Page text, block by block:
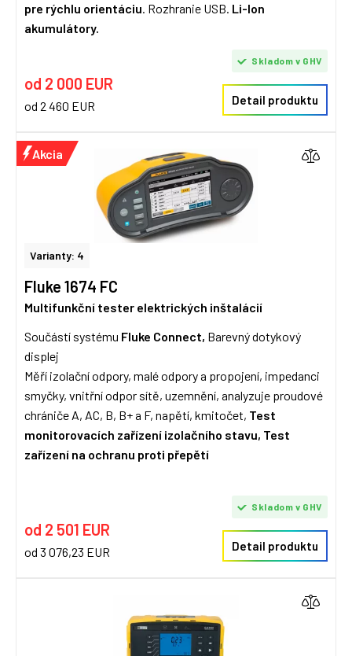
pre rýchlu orientáciu. Rozhranie USB. Li-Ion
akumulátory.
od 2 000 EUR
od 2 460 EUR
Skladom v GHV
Detail produktu
Varianty: 4
Fluke 1674 FC
Multifunkční tester elektrických inštalácií
Součástí systému Fluke Connect, Barevný dotykový
displej
Měří izolační odpory, malé odpory a propojení, impedanci
smyčky, vnitřní odpor sítě, uzemnění, analyzuje proudové
chrániče A, AC, B, B+ a F, napětí, kmitočet, Test
monitorovacích zařízení izolačního stavu, Test
zařízení na ochranu proti přepětí
Akcia
od 2 501 EUR
od 3 076,23 EUR
Skladom v GHV
Detail produktu